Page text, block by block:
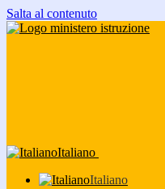
Salta al contenuto
Italiano
Italiano